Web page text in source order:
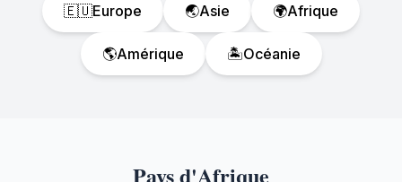
🇪🇺Europe 🌏Asie 🌍Afrique
🌎Amérique 🏝️Océanie
Pays d'Afrique